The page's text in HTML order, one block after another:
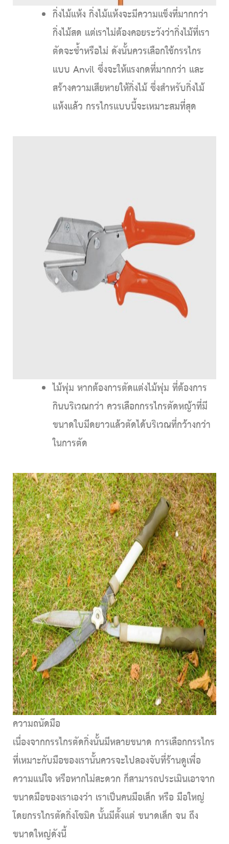
กิ่งไม้แห้ง กิ่งไม้แห้งจะมีความแข็งที่มากกว่า
กิ่งไม้สด แต่เราไม่ต้องคอยระวังว่ากิ่งไม้ที่เรา
ตัดจะช้ำหรือไม่ ดังนั้นควรเลือกใช้กรรไกร
แบบ Anvil ซึ่งจะให้แรงกดที่มากกว่า และ
สร้างความเสียหายให้กิ่งไม้ ซึ่งสำหรับกิ่งไม้
แห้งแล้ว กรรไกรแบบนี้จะเหมาะสมที่สุด
ไม้พุ่ม หากต้องการตัดแต่งไม้พุ่ม ที่ต้องการ
กินบริเวณกว่า ควรเลือกกรรไกรตัดหญ้าที่มี
ขนาดใบมีดยาวแล้วตัดได้บริเวณที่กว้างกว่า
ในการตัด
ความถนัดมือ
เนื่องจากกรรไกรตัดกิ่งนั้นมีหลายขนาด การเลือกกรรไกร
ที่เหมาะกับมือของเรานั้นควรจะไปลองจับที่ร้านดูเพื่อ
ความแน่ใจ หรือหากไม่สะดวก ก็สามารถประเมินเอาจาก
ขนาดมือของเราเองว่า เราเป็นคนมือเล็ก หรือ มือใหญ่
โดยกรรไกรตัดกิ่งโซมิค นั้นมีตั้งแต่ ขนาดเล็ก จน ถึง
ขนาดใหญ่ดังนี้